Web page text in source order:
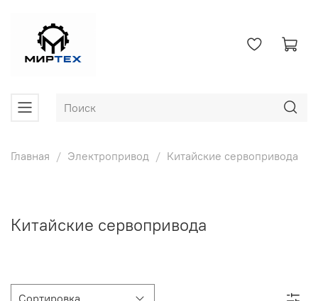
Главная Электропривод Китайские сервопривода
Китайские сервопривода